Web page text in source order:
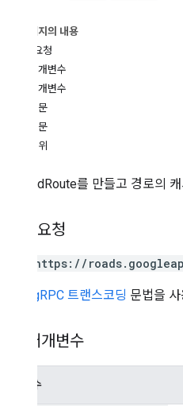
이 페이지의 내용
HTTP 요청
경로 매개변수
쿼리 매개변수
요청 본문
응답 본문
승인 범위
SelectedRoute를 만들고 경로의
HTTP 요청
POST https://
gRPC 트랜스코딩 문법을
경로 매개변수
매개변수